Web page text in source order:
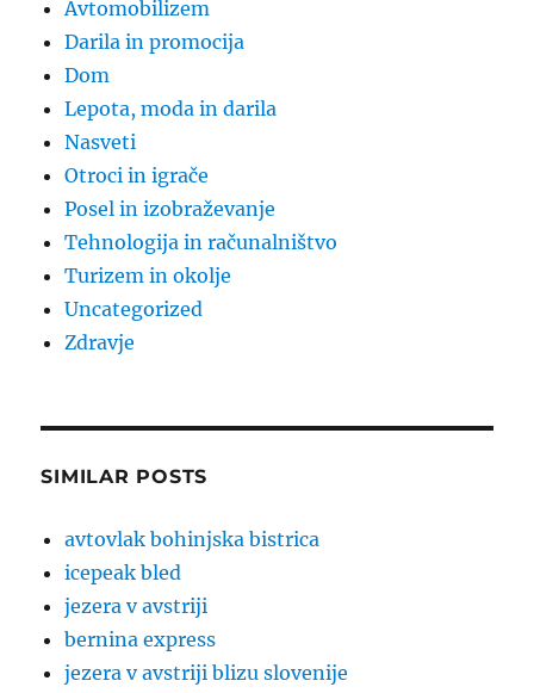
Avtomobilizem
Darila in promocija
Dom
Lepota, moda in darila
Nasveti
Otroci in igrače
Posel in izobraževanje
Tehnologija in računalništvo
Turizem in okolje
Uncategorized
Zdravje
SIMILAR POSTS
avtovlak bohinjska bistrica
icepeak bled
jezera v avstriji
bernina express
jezera v avstriji blizu slovenije